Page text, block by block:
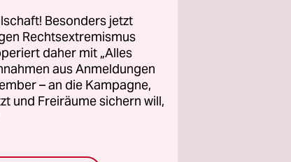
Besonders jetzt
Rechtsextremismus
daher mit „Alles
aus Anmeldungen
– an die Kampagne,
und Freiräume sichern will,